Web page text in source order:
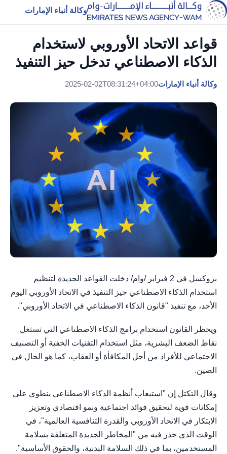
وكالة أنباء الإمارات
قواعد الاتحاد الأوروبي لاستخدام
الذكاء الاصطناعي تدخل حيز التنفيذ
وكالة أنباء الإمارات2025-02-02T08:31:24+04:00
بروكسل في 2 فبراير /وام/ دخلت القواعد الجديدة لتنظيم
استخدام الذكاء الاصطناعي حيز التنفيذ في الاتحاد الأوروبي اليوم
الأحد، مع تنفيذ "قانون الذكاء الاصطناعي في الاتحاد الأوروبي".
ويحظر القانون استخدام برامج الذكاء الاصطناعي التي تستغل
نقاط الضعف البشرية، مثل استخدام التقنيات الخفية أو التصنيف
الاجتماعي للأفراد من أجل المكافأة أو العقاب، كما هو الحال في
الصين.
وقال التكتل إن "استيعاب أنظمة الذكاء الاصطناعي ينطوي على
إمكانات قوية لتحقيق فوائد اجتماعية ونمو اقتصادي وتعزيز
الابتكار في الاتحاد الأوروبي والقدرة التنافسية العالمية"، في
الوقت الذي حذر فيه من "المخاطر الجديدة المتعلقة بسلامة
المستخدمين، بما في ذلك السلامة البدنية، والحقوق الأساسية".